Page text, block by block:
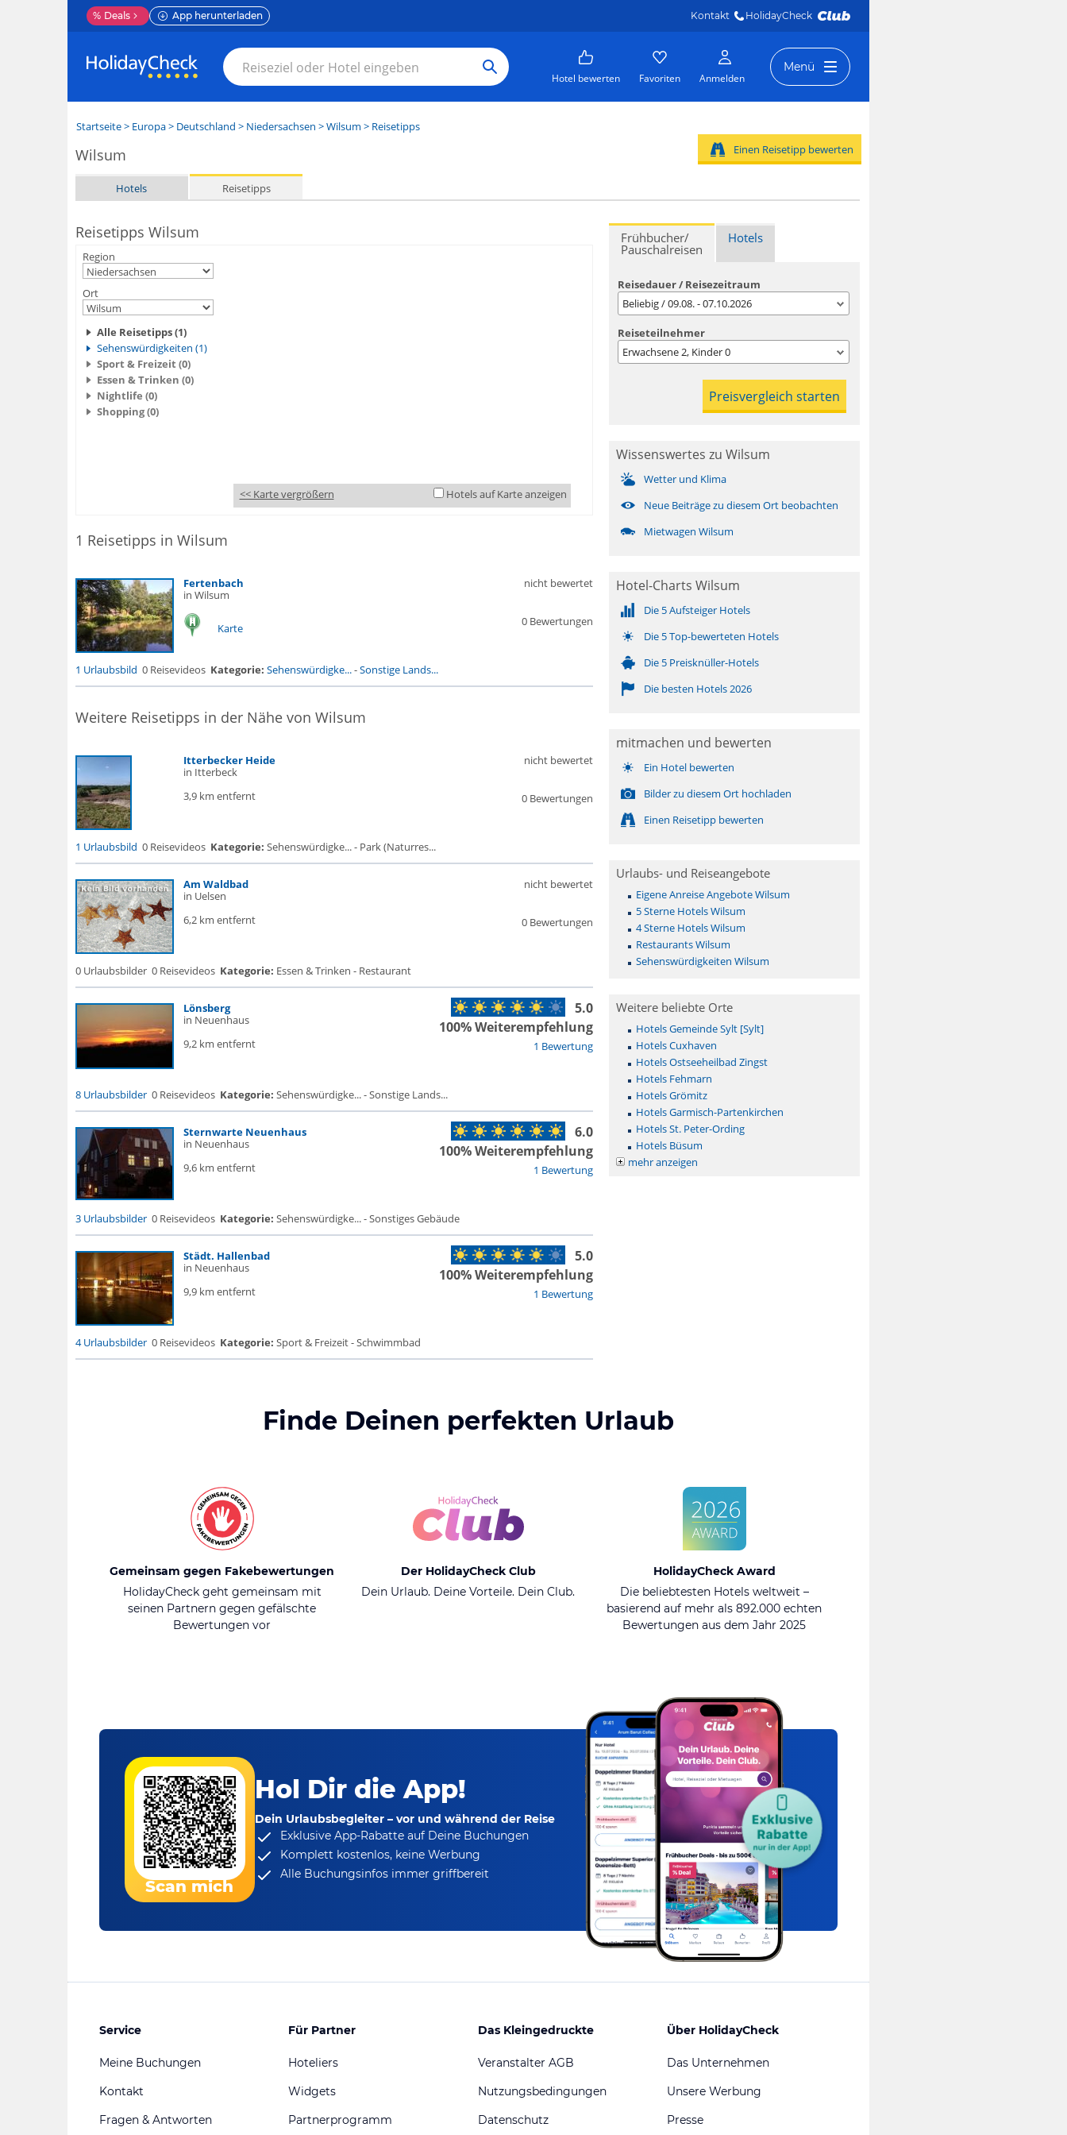
% Deals App herunterladen Kontakt HolidayCheck
Hotel bewerten Favoriten Anmelden
Menü
Startseite> Europa> Deutschland > Niedersachsen >Wilsum > Reisetipps
Wilsum
Hotels Reisetipps
Einen Reisetipp bewerten
Reisetipps Wilsum
Region
Ort
Alle Reisetipps (1)
Sehenswürdigkeiten (1)
Sport & Freizeit (0)
Essen & Trinken (0)
Nightlife (0)
Shopping (0)
<< Karte vergrößern Hotels auf Karte anzeigen
1 Reisetipps in Wilsum
Fertenbach
in Wilsum
Karte 0 Bewertungen
nicht bewertet
1 Urlaubsbild 0 Reisevideos Kategorie: Sehenswürdigke...-Sonstige Lands...
Weitere Reisetipps in der Nähe von Wilsum
Itterbecker Heide
in Itterbeck
3,9 km entfernt
0 Bewertungen
nicht bewertet
1 Urlaubsbild 0 Reisevideos Kategorie: Sehenswürdigke... - Park (Naturres...
Am Waldbad
in Uelsen
6,2 km entfernt
0 Bewertungen
nicht bewertet
0 Urlaubsbilder 0 Reisevideos Kategorie: Essen & Trinken - Restaurant
Lönsberg
in Neuenhaus
9,2 km entfernt
1 Bewertung
5.0
100% Weiterempfehlung
8 Urlaubsbilder 0 Reisevideos Kategorie: Sehenswürdigke... - Sonstige Lands...
Sternwarte Neuenhaus
in Neuenhaus
9,6 km entfernt
1 Bewertung
6.0
100% Weiterempfehlung
3 Urlaubsbilder 0 Reisevideos Kategorie: Sehenswürdigke... - Sonstiges Gebäude
Städt. Hallenbad
in Neuenhaus
9,9 km entfernt
1 Bewertung
5.0
100% Weiterempfehlung
4 Urlaubsbilder 0 Reisevideos Kategorie: Sport & Freizeit - Schwimmbad
Frühbucher/
Pauschalreisen
Hotels
Reisedauer / Reisezeitraum
Beliebig / 09.08. - 07.10.2026
Reiseteilnehmer
Erwachsene2, Kinder0
Wissenswertes zu Wilsum
Wetter und Klima
Neue Beiträge zu diesem Ort beobachten
Mietwagen Wilsum
Hotel-Charts Wilsum
Die 5 Aufsteiger Hotels
Die 5 Top-bewerteten Hotels
Die 5 Preisknüller-Hotels
Die besten Hotels 2026
mitmachen und bewerten
Ein Hotel bewerten
Bilder zu diesem Ort hochladen
Einen Reisetipp bewerten
Urlaubs- und Reiseangebote
Eigene Anreise Angebote Wilsum
5 Sterne Hotels Wilsum
4 Sterne Hotels Wilsum
Restaurants Wilsum
Sehenswürdigkeiten Wilsum
Weitere beliebte Orte
Hotels Gemeinde Sylt [Sylt]
Hotels Cuxhaven
Hotels Ostseeheilbad Zingst
Hotels Fehmarn
Hotels Grömitz
Hotels Garmisch-Partenkirchen
Hotels St. Peter-Ording
Hotels Büsum
mehr anzeigen
Finde Deinen perfekten Urlaub
Gemeinsam gegen Fakebewertungen
HolidayCheck geht gemeinsam mit
seinen Partnern gegen gefälschte
Bewertungen vor
Der HolidayCheck Club
Dein Urlaub. Deine Vorteile. Dein Club.
HolidayCheck Award
Die beliebtesten Hotels weltweit –
basierend auf mehr als 892.000 echten
Bewertungen aus dem Jahr 2025
Scan mich
Hol Dir die App!
Dein Urlaubsbegleiter – vor und während der Reise
Exklusive App-Rabatteauf Deine Buchungen
Komplett kostenlos, keine Werbung
Alle Buchungsinfos immer griffbereit
Service
Meine Buchungen
Kontakt
Fragen & Antworten
Für Partner
Hoteliers
Widgets
Partnerprogramm
Das Kleingedruckte
Veranstalter AGB
Nutzungsbedingungen
Datenschutz
Über HolidayCheck
Das Unternehmen
Unsere Werbung
Presse